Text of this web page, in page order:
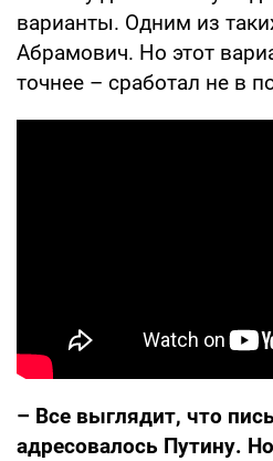
варианты. Одним из
Абрамович. Но этот
точнее – сработал не в
– Все выглядит, что
адресовалось Путину.